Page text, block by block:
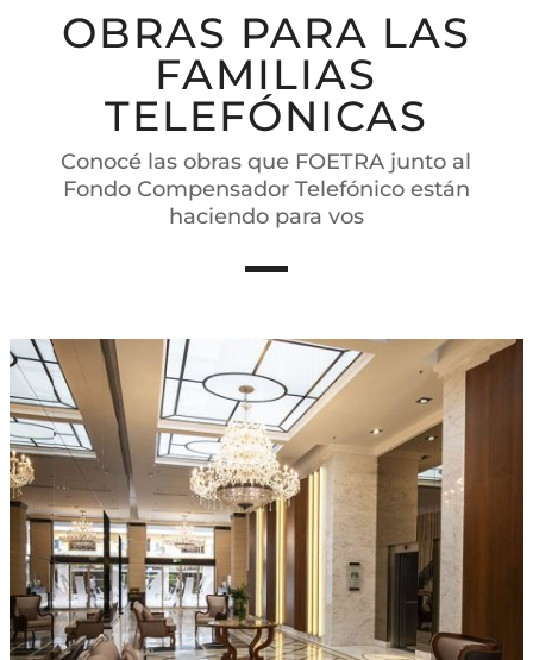
OBRAS PARA LAS
FAMILIAS
TELEFÓNICAS
Conocé las obras que FOETRA junto al
Fondo Compensador Telefónico están
haciendo para vos